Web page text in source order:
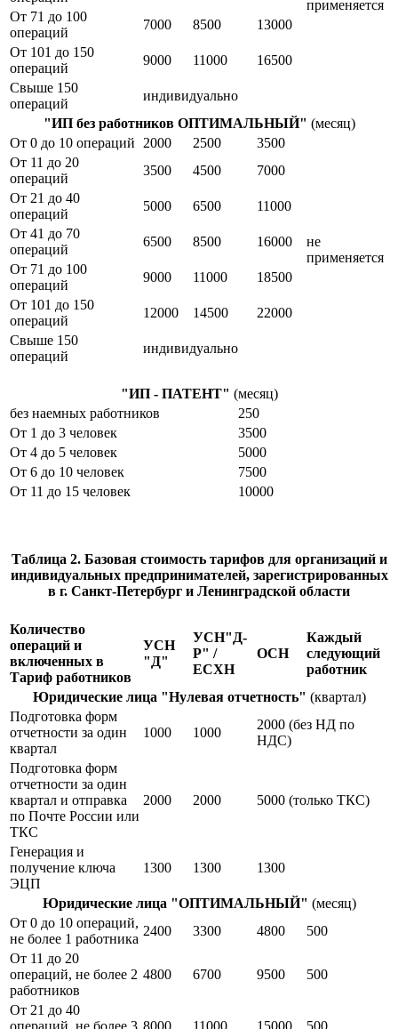
применяется
От 71 до 100
операций
7000 8500
13000
От 101 до 150
операций
9000 11000
16500
Свыше 150
операций
индивидуально
"ИП без работников ОПТИМАЛЬНЫЙ" (месяц)
От 0 до 10 операций
2000 2500 3500
не
применяется
От 11 до 20
операций
3500 4500
7000
От 21 до 40
операций
5000 6500
11000
От 41 до 70
операций
6500 8500
16000
От 71 до 100
операций
9000 11000
18500
От 101 до 150
операций
12000 14500
22000
Свыше 150
операций
индивидуально
"ИП - ПАТЕНТ" (месяц)
без наемных работников
250
От 1 до 3 человек
3500
От 4 до 5 человек
5000
От 6 до 10 человек
7500
От 11 до 15 человек
10000
Таблица 2. Базовая стоимость тарифов для организаций и
индивидуальных предпринимателей, зарегистрированных
в г. Санкт-Петербург и Ленинградской области
Количество
операций и
включенных в
Тариф работников
УСН
"Д"
УСН"Д-
Р" /
ЕСХН
ОСН
Каждый
следующий
работник
Юридические лица "Нулевая отчетность" (квартал)
Подготовка форм
отчетности за один
квартал
1000 1000
2000 (без НД по
НДС)
Подготовка форм
отчетности за один
квартал и отправка
по Почте России или
ТКС
2000 2000 5000 (только ТКС)
Генерация и
получение ключа
ЭЦП
1300 1300 1300
Юридические лица "ОПТИМАЛЬНЫЙ" (месяц)
От 0 до 10 операций,
не более 1 работника
2400 3300 4800
500
От 11 до 20
операций, не более 2
работников
4800 6700 9500 500
От 21 до 40
операций, не более 3 8000 11000 15000 500